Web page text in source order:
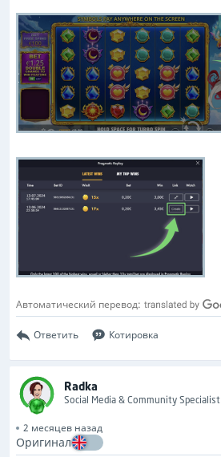
Автоматический перевод:
Ответить Котировка
Radka
Social Media & Community Specialist
2 месяцев назад
Оригинал